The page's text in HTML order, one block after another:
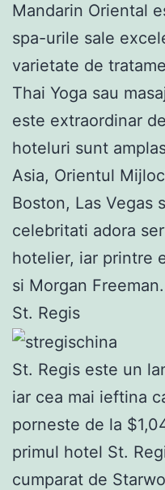
Mandarin Oriental
spa-urile sale
varietate de
Thai Yoga sau
este extraordinar
hoteluri sunt
Asia, Orientul
Boston, Las Vegas
celebritati adora
hotelier, iar printre
si Morgan Freeman.
St. Regis
St. Regis este un
iar cea mai ieftina
porneste de la
primul hotel St.
cumparat de